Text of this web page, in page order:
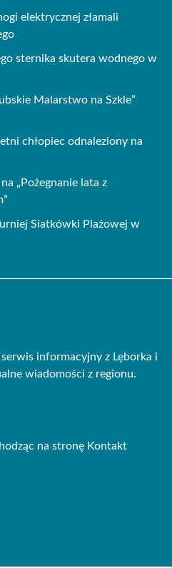
elektrycznej złamali
sternika skutera wodnego w
Malarstwo na Szkle”
chłopiec odnaleziony na
„Pożegnanie lata z
Siatkówki Plażowej w
informacyjny z Lęborka i
wiadomości z regionu.
na stronę Kontakt